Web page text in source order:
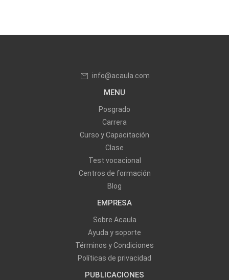
info@acaula.com
MENU
Posgrado
Carrera
Curso y Capacitación
Clase
Test vocacional
Centros de formación
Blog
EMPRESA
Sobre Acaula
Ayuda y soporte
Términos y Condiciones
Políticas de privacidad
PUBLICACIONES